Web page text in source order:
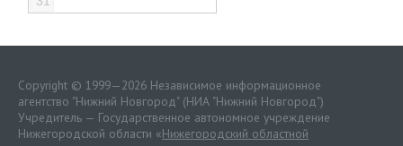
Copyright © 1999—2026 Независимое информационное
агентство "Нижний Новгород" (НИА "Нижний Новгород")
Учредитель — Государственное автономное учреждение
Нижегородской области «Нижегородский областной